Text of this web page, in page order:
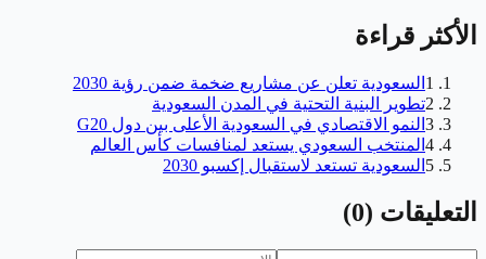
الأكثر قراءة
1 السعودية تعلن عن مشاريع ضخمة ضمن رؤية 2030
2تطوير البنية التحتية في المدن السعودية
3 النمو الاقتصادي في السعودية الأعلى بين دول G20
4 المنتخب السعودي يستعد لمنافسات كأس العالم
5 السعودية تستعد لاستقبال إكسبو 2030
التعليقات (
0
)